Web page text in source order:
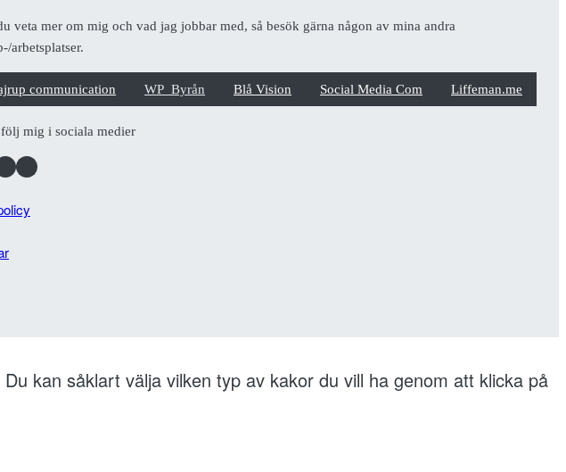
veta mer om mig och vad jag jobbar med, så besök gärna någon av mina andra
arbetsplatser.
communication WP_Byrån Blå Vision Social Media Com Liffeman.me
mig i sociala medier
LinkedIn
kan såklart välja vilken typ av kakor du vill ha genom att klicka på